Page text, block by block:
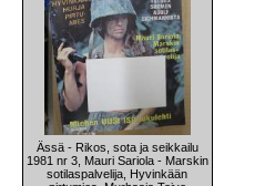
Ässä - Rikos, sota ja seikkailu
1981 nr 3, Mauri Sariola - Marskin
sotilaspalvelija, Hyvinkään